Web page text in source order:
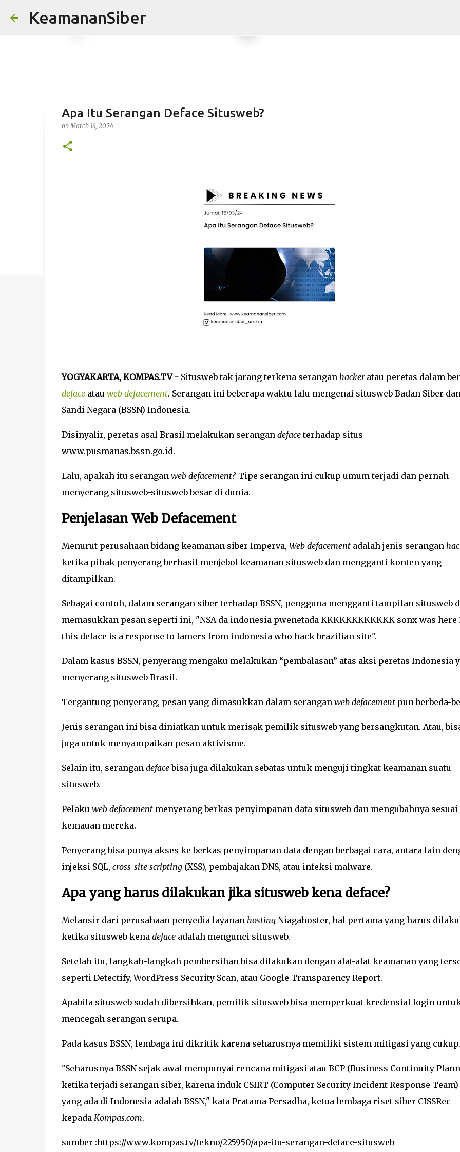
KeamananSiber
Apa Itu Serangan Deface Situsweb?
onMarch 14, 2024
YOGYAKARTA, KOMPAS.TV - Situsweb tak jarang terkena serangan hackeratau peretas dalam
defaceatau web defacement. Serangan ini beberapa waktu lalu mengenai situsweb Badan Siber
Sandi Negara (BSSN) Indonesia.
Disinyalir, peretas asal Brasil melakukan serangan defaceterhadap situs
www.pusmanas.bssn.go.id.
Lalu, apakah itu seranganweb defacement? Tipe serangan ini cukup umum terjadi dan pernah
menyerang situsweb-situsweb besar di dunia.
Penjelasan Web Defacement
Menurut perusahaan bidang keamanan siber Imperva, Web defacement adalah jenis serangan
ketika pihak penyerang berhasil menjebol keamanan situsweb dan mengganti konten yang
ditampilkan.
Sebagai contoh, dalam serangan siber terhadap BSSN, pengguna mengganti tampilan situsweb
memasukkan pesan seperti ini, "NSA da indonesia pwenetada KKKKKKKKKKKK sonx was here
this deface is a response to lamers from indonesia who hack brazilian site".
Dalam kasus BSSN, penyerang mengaku melakukan “pembalasan” atas aksi peretas Indonesia
menyerang situsweb Brasil.
Tergantung penyerang, pesan yang dimasukkan dalam serangan web defacementpun berbeda-
Jenis serangan ini bisa diniatkan untuk merisak pemilik situsweb yang bersangkutan. Atau,
juga untuk menyampaikan pesan aktivisme.
Selain itu, serangan defacebisa juga dilakukan sebatas untuk menguji tingkat keamanan suatu
situsweb.
Pelaku web defacementmenyerang berkas penyimpanan data situsweb dan mengubahnya sesuai
kemauan mereka.
Penyerang bisa punya akses ke berkas penyimpanan data dengan berbagai cara, antara lain
injeksi SQL, cross-site scripting(XSS), pembajakan DNS, atau infeksi malware.
Apa yang harus dilakukan jika situsweb kena deface?
Melansir dari perusahaan penyedia layanan hostingNiagahoster, hal pertama yang harus
ketika situsweb kena deface adalah mengunci situsweb.
Setelah itu, langkah-langkah pembersihan bisa dilakukan dengan alat-alat keamanan yang
seperti Detectify, WordPress Security Scan, atau Google Transparency Report.
Apabila situsweb sudah dibersihkan, pemilik situsweb bisa memperkuat kredensial login
mencegah serangan serupa.
Pada kasus BSSN, lembaga ini dikritik karena seharusnya memiliki sistem mitigasi yang cukup.
"Seharusnya BSSN sejak awal mempunyai rencana mitigasi atau BCP (Business Continuity
ketika terjadi serangan siber, karena induk CSIRT (Computer Security Incident Response Team)
yang ada di Indonesia adalah BSSN," kata Pratama Persadha, ketua lembaga riset siber CISSRec
kepada Kompas.com.
sumber :https://www.kompas.tv/tekno/225950/apa-itu-serangan-deface-situsweb